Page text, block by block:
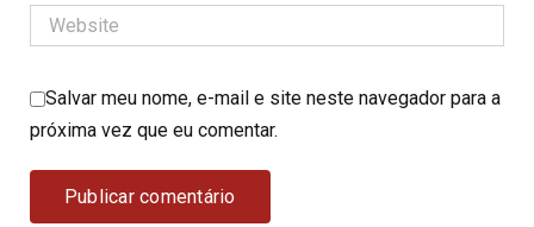
Salvar meu nome, e-mail e site neste navegador para a
próxima vez que eu comentar.